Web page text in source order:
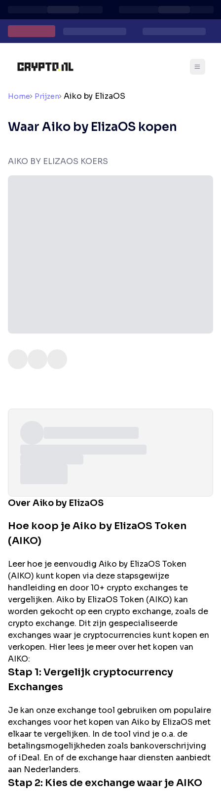
Home Prijzen Aiko by ElizaOS
Waar Aiko by ElizaOS kopen
AIKO BY ELIZAOS KOERS
Over Aiko by ElizaOS
Hoe koop je Aiko by ElizaOS Token
(AIKO)
Leer hoe je eenvoudig Aiko by ElizaOS Token
(AIKO) kunt kopen via deze stapsgewijze
handleiding en door 10+ crypto exchanges te
vergelijken. Aiko by ElizaOS Token (AIKO) kan
worden gekocht op een crypto exchange, zoals de
crypto exchange. Dit zijn gespecialiseerde
exchanges waar je cryptocurrencies kunt kopen en
verkopen. Hier lees je meer over het kopen van
AIKO:
Stap 1: Vergelijk cryptocurrency
Exchanges
Je kan onze exchange tool gebruiken om populaire
exchanges voor het kopen van Aiko by ElizaOS met
elkaar te vergelijken. In de tool vind je o.a. de
betalingsmogelijkheden zoals bankoverschrijving
of iDeal. En of de exchange haar diensten aanbiedt
aan Nederlanders.
Stap 2: Kies de exchange waar je AIKO